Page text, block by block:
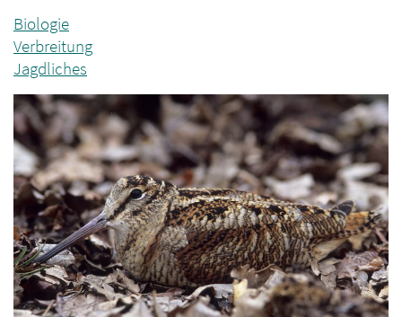
Biologie
Verbreitung
Jagdliches